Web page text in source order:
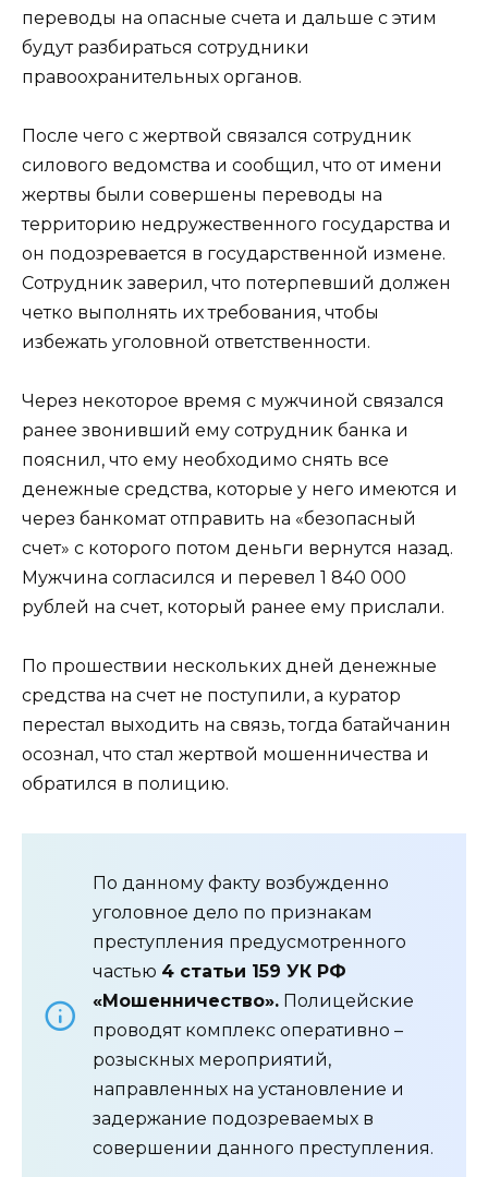
переводы на опасные счета и дальше с этим
будут разбираться сотрудники
правоохранительных органов.
После чего с жертвой связался сотрудник
силового ведомства и сообщил, что от имени
жертвы были совершены переводы на
территорию недружественного государства и
он подозревается в государственной измене.
Сотрудник заверил, что потерпевший должен
четко выполнять их требования, чтобы
избежать уголовной ответственности.
Через некоторое время с мужчиной связался
ранее звонивший ему сотрудник банка и
пояснил, что ему необходимо снять все
денежные средства, которые у него имеются и
через банкомат отправить на «безопасный
счет» с которого потом деньги вернутся назад.
Мужчина согласился и перевел 1 840 000
рублей на счет, который ранее ему прислали.
По прошествии нескольких дней денежные
средства на счет не поступили, а куратор
перестал выходить на связь, тогда батайчанин
осознал, что стал жертвой мошенничества и
обратился в полицию.
По данному факту возбужденно
уголовное дело по признакам
преступления предусмотренного
частью 4 статьи 159 УК РФ
«Мошенничество». Полицейские
проводят комплекс оперативно –
розыскных мероприятий,
направленных на установление и
задержание подозреваемых в
совершении данного преступления.